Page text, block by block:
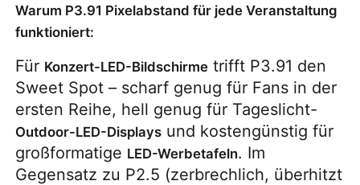
Warum P3.91 Pixelabstand für jede Veranstaltung
funktioniert:
Für Konzert-LED-Bildschirme trifft P3.91 den
Sweet Spot – scharf genug für Fans in der
ersten Reihe, hell genug für Tageslicht-
Outdoor-LED-Displays und kostengünstig für
großformatige LED-Werbetafeln. Im
Gegensatz zu P2.5 (zerbrechlich, überhitzt